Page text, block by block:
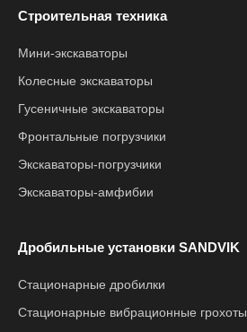
Строительная техника
Мини-экскаваторы
Колесные экскаваторы
Гусеничные экскаваторы
Фронтальные погрузчики
Экскаваторы-погрузчики
Экскаваторы-амфибии
Дробильные установки SANDVIK
Стационарные дробилки
Стационарные вибрационные грохоты